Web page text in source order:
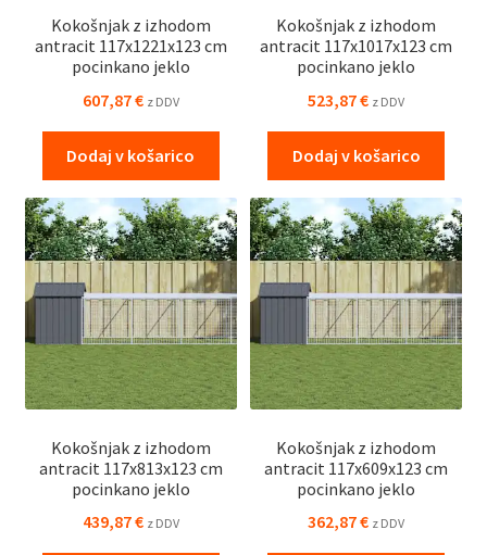
Kokošnjak z izhodom
antracit 117x1221x123 cm
pocinkano jeklo
607,87€ z DDV
Dodaj v košarico
Kokošnjak z izhodom
antracit 117x1017x123 cm
pocinkano jeklo
523,87€ z DDV
Dodaj v košarico
Kokošnjak z izhodom
antracit 117x813x123 cm
pocinkano jeklo
439,87€ z DDV
Kokošnjak z izhodom
antracit 117x609x123 cm
pocinkano jeklo
362,87€ z DDV